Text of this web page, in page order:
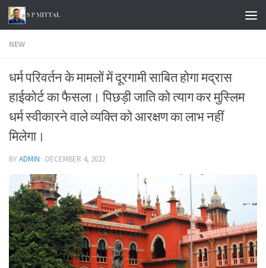
Skip to content
NEW
धर्म परिवर्तन के मामलों में दूरगामी साबित होगा मद्रास
हाईकोर्ट का फैसला। पिछड़ी जाति को त्याग कर मुस्लिम
धर्म स्वीकारने वाले व्यक्ति को आरक्षण का लाभ नहीं
मिलेगा।
BYADMIN · DECEMBER 4, 2022